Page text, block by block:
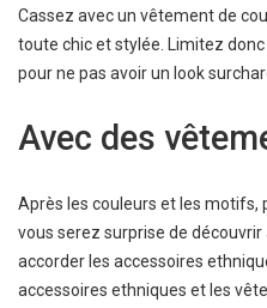
Cassez avec un vêtement de
toute chic et stylée. Limitez
pour ne pas avoir un look
Avec des
Après les couleurs et les motifs,
vous serez surprise de
accorder les accessoires
accessoires ethniques et les